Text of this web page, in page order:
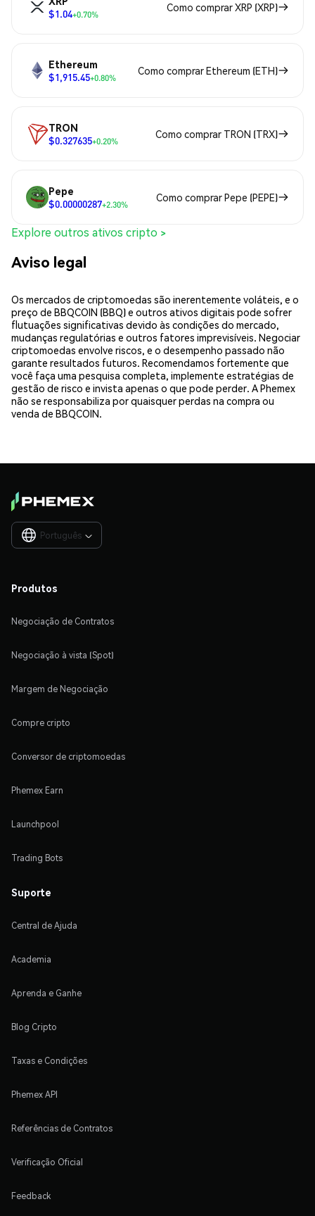
$1.04+0.70%
Como comprar XRP (XRP)
Ethereum
$1,915.45+0.80%
Como comprar Ethereum (ETH)
TRON
$0.327635+0.20%
Como comprar TRON (TRX)
Pepe
$0.00000287+2.30%
Como comprar Pepe (PEPE)
Explore outros ativos cripto >
Aviso legal
Os mercados de criptomoedas são inerentemente voláteis, e o
preço de BBQCOIN (BBQ) e outros ativos digitais pode sofrer
flutuações significativas devido às condições do mercado,
mudanças regulatórias e outros fatores imprevisíveis. Negociar
criptomoedas envolve riscos, e o desempenho passado não
garante resultados futuros. Recomendamos fortemente que
você faça uma pesquisa completa, implemente estratégias de
gestão de risco e invista apenas o que pode perder. A Phemex
não se responsabiliza por quaisquer perdas na compra ou
venda de BBQCOIN.
Português 
Produtos
Negociação de Contratos
Negociação à vista (Spot)
Margem de Negociação
Compre cripto
Conversor de criptomoedas
Phemex Earn
Launchpool
Trading Bots
Suporte
Central de Ajuda
Academia
Aprenda e Ganhe
Blog Cripto
Taxas e Condições
Phemex API
Referências de Contratos
Verificação Oficial
Feedback